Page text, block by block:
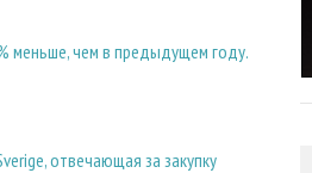
меньше, чем в предыдущем году.
отвечающая за закупку